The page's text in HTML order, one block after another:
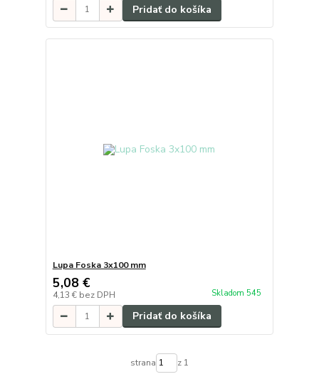
Pridať do košíka
Lupa Foska 3x100 mm
5,08 €
4,13 € bez DPH Skladom 545
Pridať do košíka
strana z 1